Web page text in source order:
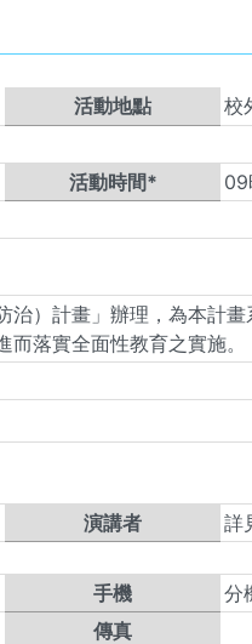
活動地點
校
活動時間* 09
）計畫」辦理，為本計
落實全面性教育之實施。
演講者
詳
手機
分
傳真